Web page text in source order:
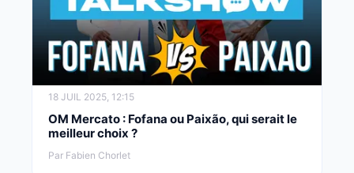
18 JUIL 2025, 12:15
OM Mercato : Fofana ou Paixão, qui serait le
meilleur choix ?
Par Fabien Chorlet